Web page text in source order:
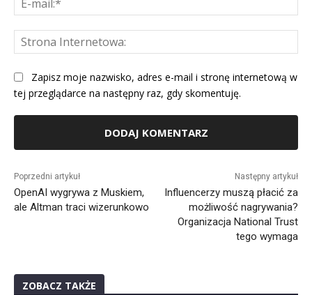
Zapisz moje nazwisko, adres e-mail i stronę internetową w
tej przeglądarce na następny raz, gdy skomentuję.
Poprzedni artykuł
OpenAI wygrywa z Muskiem,
ale Altman traci wizerunkowo
Następny artykuł
Influencerzy muszą płacić za
możliwość nagrywania?
Organizacja National Trust
tego wymaga
ZOBACZ TAKŻE